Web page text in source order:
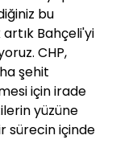
bu
Bahçeli'yi
CHP,
şehit
için irade
yüzüne
sürecin içinde